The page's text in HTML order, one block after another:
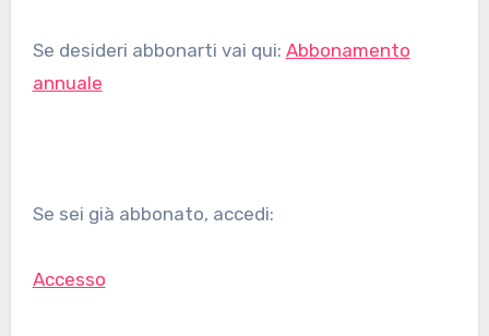
Se desideri abbonarti vai qui: Abbonamento
annuale
Se sei già abbonato, accedi:
Accesso